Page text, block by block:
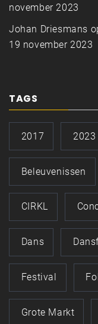
november 2023
Johan Driesmans
19 november 2023
TAGS
2017 2023
Beleuvenissen
CIRKL
Dans
Festival
Grote Markt